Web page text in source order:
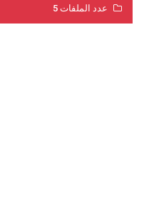
عدد الملفات 5